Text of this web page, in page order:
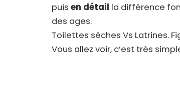
puis en détail la différence
des ages.
Toilettes sèches Vs Latrines.
Vous allez voir, c’est très